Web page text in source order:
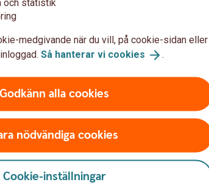
och statistik
medgivande när du vill, på cookie-sidan eller
Så hanterar vi cookies .
Godkänn alla cookies
nödvändiga cookies
Cookie-inställningar